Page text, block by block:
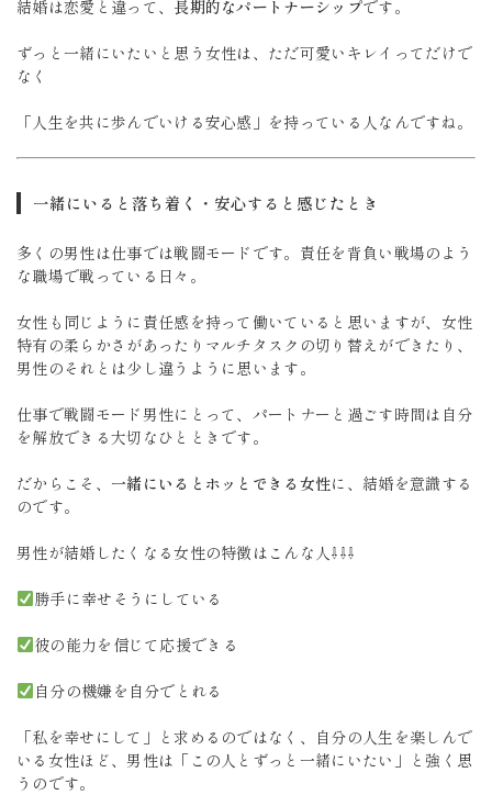
結婚は恋愛と違って、 長期的なパートナーシップです。
ずっと一緒にいたいと思う女性は、ただ可愛いキレイってだけで
なく
「人生を共に歩んでいける安心感」を持っている人なんですね。
一緒にいると落ち着く・安心すると感じたとき
多くの男性は仕事では戦闘モードです。責任を背負い戦場のよう
な職場で戦っている日々。
女性も同じように責任感を持って働いていると思いますが、女性
特有の柔らかさがあったりマルチタスクの切り替えができたり、
男性のそれとは少し違うように思います。
仕事で戦闘モード男性にとって、パートナーと過ごす時間は自分
を解放できる大切なひとときです。
だからこそ、 一緒にいるとホッとできる女性に、結婚を意識する
のです。
男性が結婚したくなる女性の特徴はこんな人⇩⇩⇩
勝手に幸せそうにしている
彼の能力を信じて応援できる
自分の機嫌を自分でとれる
「私を幸せにして」と求めるのではなく、自分の人生を楽しんで
いる女性ほど、男性は「この人とずっと一緒にいたい」と強く思
うのです。